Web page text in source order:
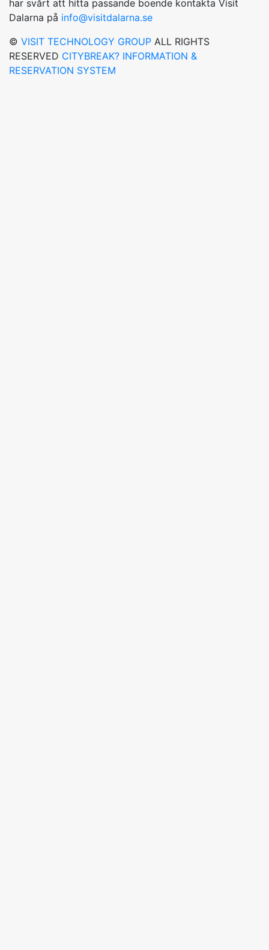
har svårt att hitta passande boende kontakta Visit
Dalarna på info@visitdalarna.se
© VISIT TECHNOLOGY GROUP ALL RIGHTS
RESERVED CITYBREAK? INFORMATION &
RESERVATION SYSTEM